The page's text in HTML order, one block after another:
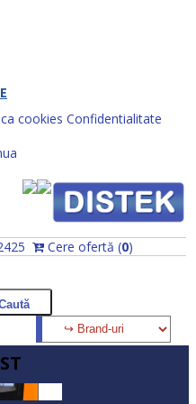
cookies Confidentialitate
Cere ofertă (0)